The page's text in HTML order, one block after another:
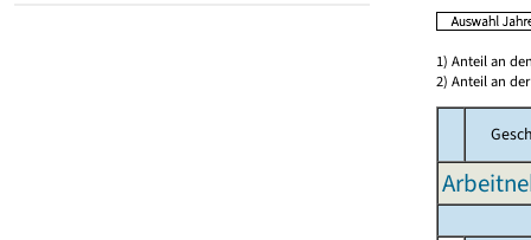
1) Anteil an
2) Anteil an